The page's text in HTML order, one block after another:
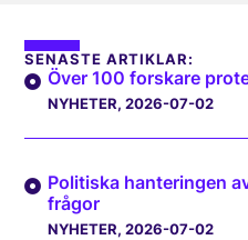
SENASTE ARTIKLAR:
Över 100 forskare
NYHETER, 2026-07-02
Politiska hanteringen
frågor
NYHETER, 2026-07-02